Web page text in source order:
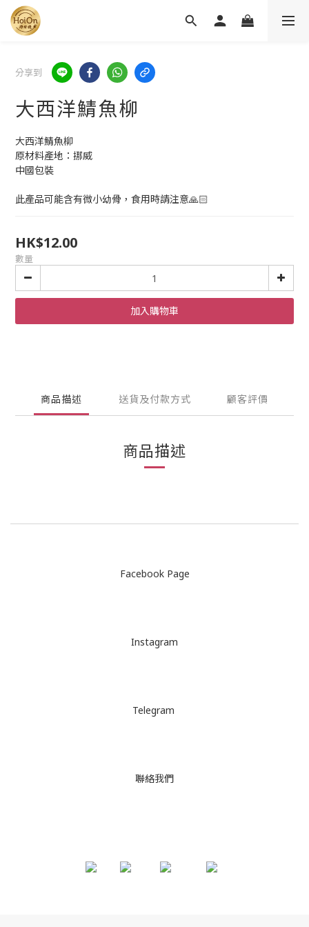
分享到
大西洋鯖魚柳
大西洋鯖魚柳
原材料產地：挪威
中國包裝
此產品可能含有微小幼骨，食用時請注意🙏🏻
HK$12.00
數量
加入購物車
商品描述 送貨及付款方式 顧客評價
商品描述
Facebook Page
Instagram
Telegram
聯絡我們